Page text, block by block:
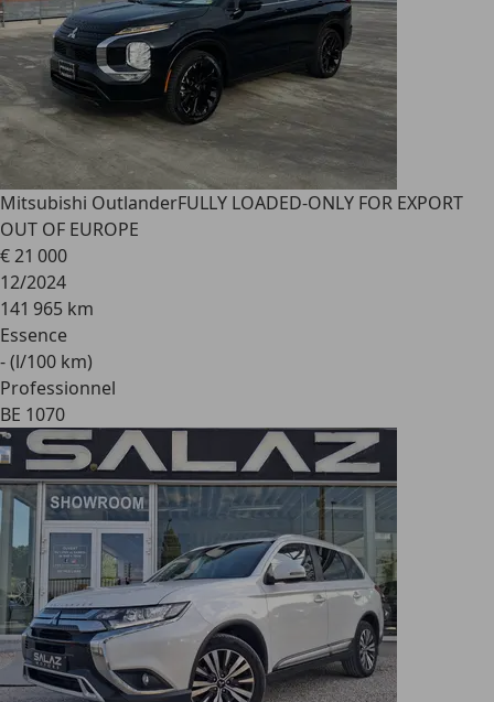
Mitsubishi OutlanderFULLY LOADED-ONLY FOR EXPORT
OUT OF EUROPE
€ 21 000
12/2024
141 965 km
Essence
- (l/100 km)
Professionnel
BE 1070